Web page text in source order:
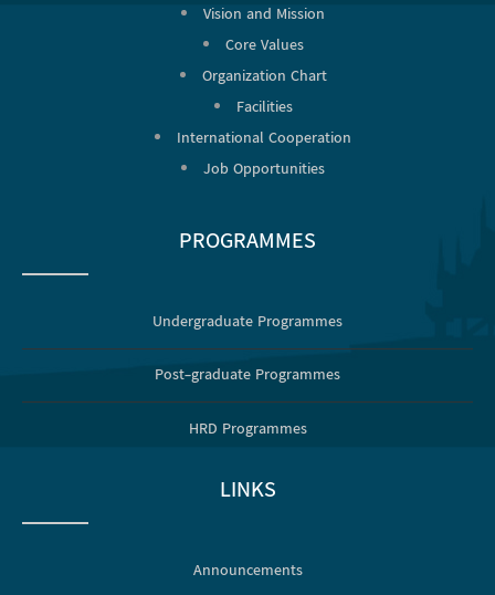
Vision and Mission
Core Values
Organization Chart
Facilities
International Cooperation
Job Opportunities
PROGRAMMES
Undergraduate Programmes
Post-graduate Programmes
HRD Programmes
LINKS
Announcements